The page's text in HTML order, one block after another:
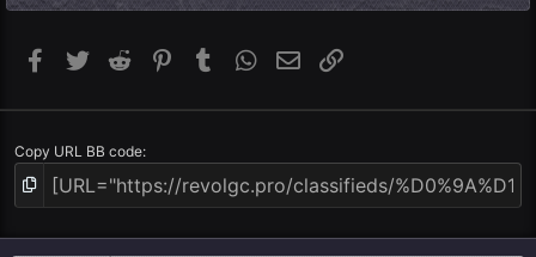
Facebook
TwitterReddit PinterestTumblr WhatsApp
Email Link
Copy URL BB code